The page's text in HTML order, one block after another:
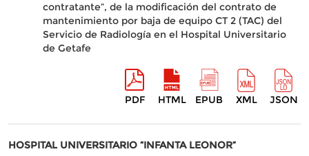
contratante”, de la modificación del contrato de
mantenimiento por baja de equipo CT 2 (TAC) del
Servicio de Radiología en el Hospital Universitario
de Getafe
PDF HTML EPUB XML JSON
HOSPITAL UNIVERSITARIO “INFANTA LEONOR”